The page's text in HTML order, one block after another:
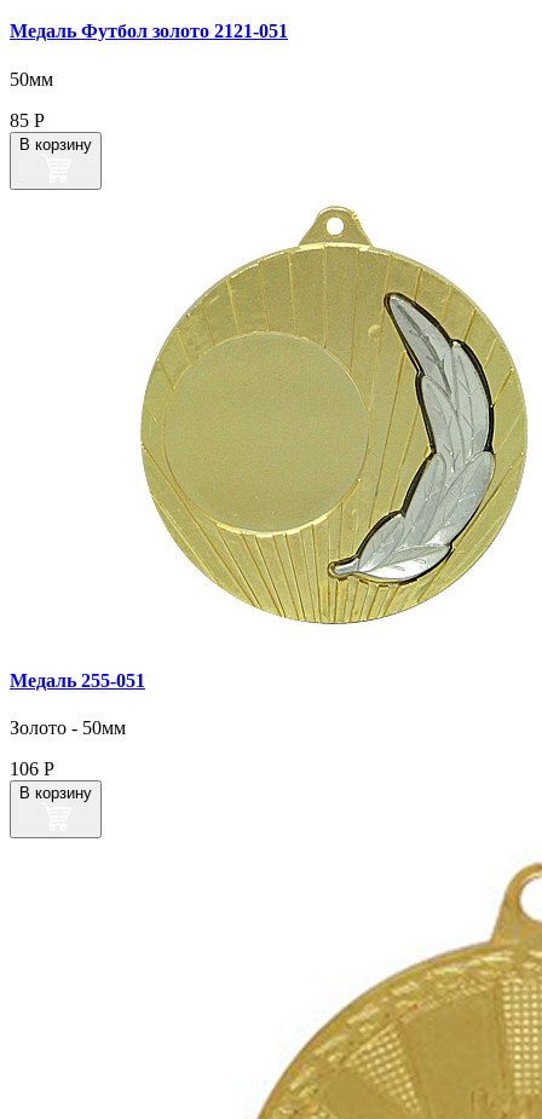
Медаль Футбол золото 2121-051
50мм
85 Р
В корзину
Медаль 255‑051
Золото - 50мм
106 Р
В корзину